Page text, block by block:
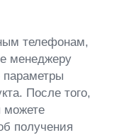
телефонам,
менеджеру
параметры
После того,
можете
получения